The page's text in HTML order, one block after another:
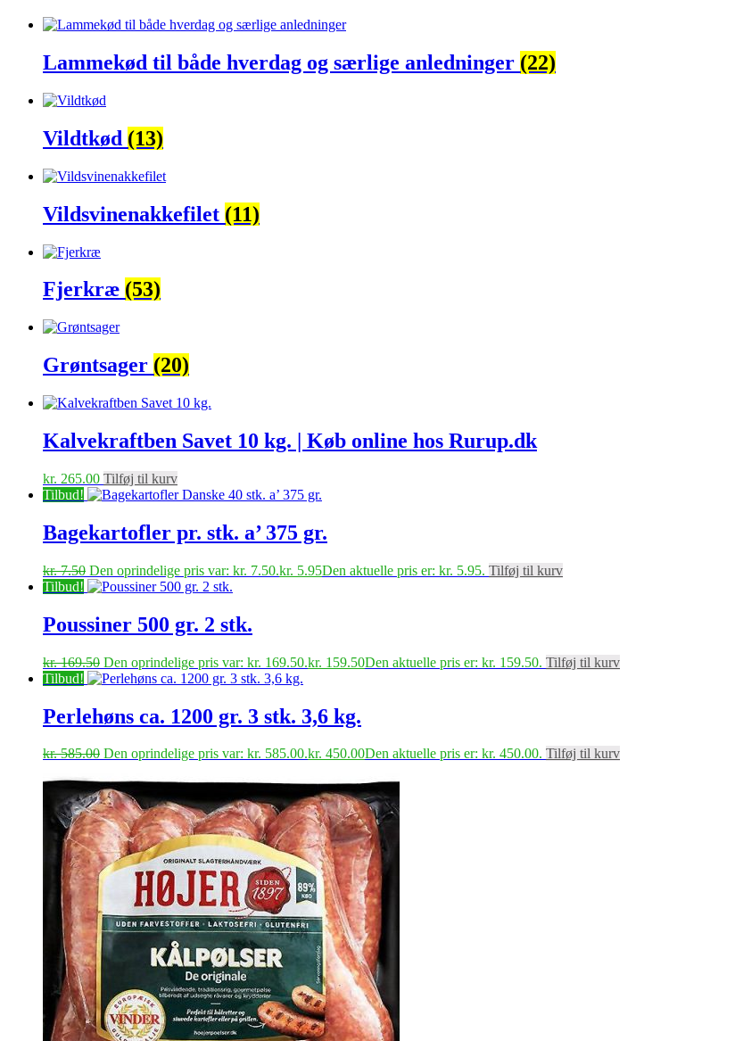
Lammekød til både hverdag og særlige anledninger (22)
Vildtkød (13)
Vildsvinenakkefilet (11)
Fjerkræ (53)
Grøntsager (20)
Kalvekraftben Savet 10 kg. | Køb online hos Rurup.dk
kr. 265.00 Tilføj til kurv
Tilbud!
Bagekartofler pr. stk. a’ 375 gr.
kr.7.50 Den oprindelige pris var: kr. 7.50.kr. 5.95Den aktuelle pris er: kr. 5.95. Tilføj til kurv
Tilbud!
Poussiner 500 gr. 2 stk.
kr.169.50 Den oprindelige pris var: kr. 169.50.kr. 159.50Den aktuelle pris er: kr. 159.50. Tilføj til kurv
Tilbud!
Perlehøns ca. 1200 gr. 3 stk. 3,6 kg.
kr.585.00 Den oprindelige pris var: kr. 585.00.kr. 450.00Den aktuelle pris er: kr. 450.00. Tilføj til kurv